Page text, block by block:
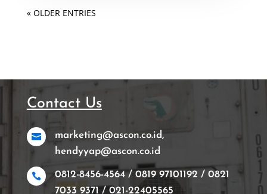
« OLDER ENTRIES
Contact Us

marketing@ascon.co.id,
hendyyap@ascon.co.id

0812-8456-4564 / 0819 97101192 / 0821
7033 9371 / 021-22405565